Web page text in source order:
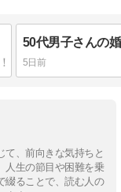
50代男子さんの
5日前
て、前向きな気持ちと
人生の節目や困難を乗
綴ることで、読む人の